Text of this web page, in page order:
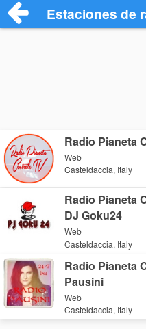
Estaciones de
Radio Pianeta
Web
Casteldaccia, Italy
Radio Pianeta
DJ Goku24
Web
Casteldaccia, Italy
Radio Pianeta
Pausini
Web
Casteldaccia, Italy